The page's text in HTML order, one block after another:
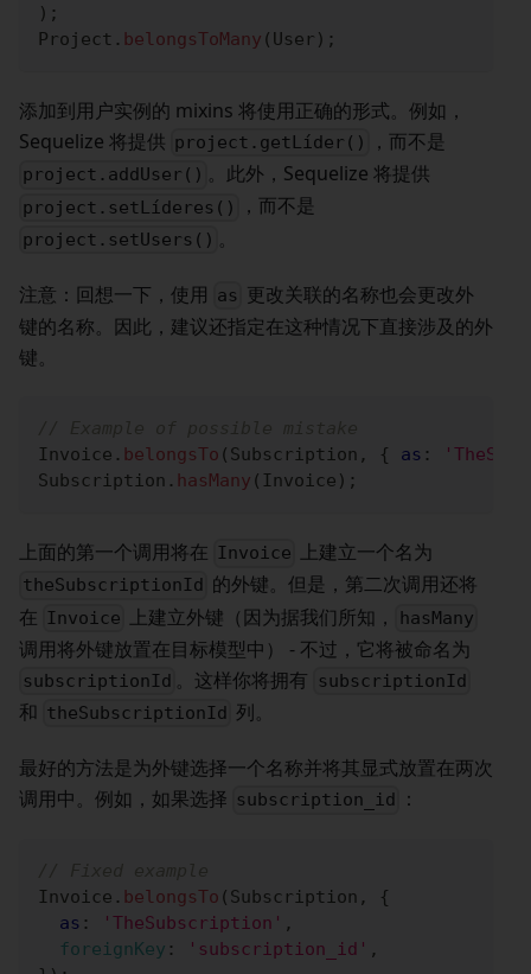
) ;
Project . belongsToMany ( User ) ;
添加到用户实例的 mixins 将使用正确的形式。例如，
Sequelize 将提供 project.getLíder() ，而不是
project.addUser() 。此外，Sequelize 将提供
project.setLíderes() ，而不是
project.setUsers() 。
注意：回想一下，使用 as 更改关联的名称也会更改外
键的名称。因此，建议还指定在这种情况下直接涉及的外
键。
Invoice . belongsTo ( Subscription , { as :
Subscription . hasMany ( Invoice ) ;
上面的第一个调用将在 Invoice 上建立一个名为
theSubscriptionId
的外键。但是，第二次调用还将
在 Invoice 上建立外键（因为据我们所知， hasMany
调用将外键放置在目标模型中） - 不过，它将被命名为
subscriptionId 。这样你将拥有 subscriptionId
和 theSubscriptionId 列。
最好的方法是为外键选择一个名称并将其显式放置在两次
调用中。例如，如果选择 subscription_id ：
Invoice . belongsTo ( Subscription ,
{
as : 'TheSubscription' ,
foreignKey : 'subscription_id' ,